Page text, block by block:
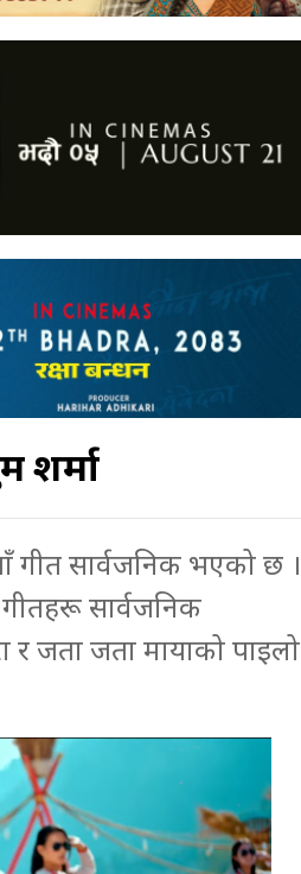
शर्मा
गीत सार्वजनिक भएको छ ।
गीतहरू सार्वजनिक
जता जता मायाको पाइलो